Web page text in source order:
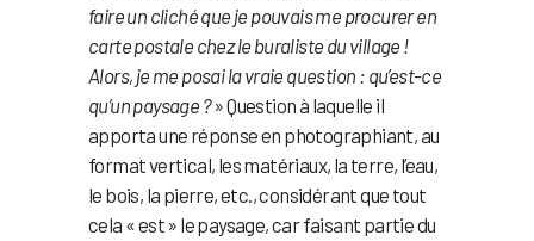
faire un cliché que je pouvais me procurer en
carte postale chez le buraliste du village !
Alors, je me posai la vraie question : qu’est-ce
qu’un paysage ?» Question à laquelle il
apporta une réponse en photographiant, au
format vertical, les matériaux, la terre, l’eau,
le bois, la pierre, etc., considérant que tout
cela « est » le paysage, car faisant partie du